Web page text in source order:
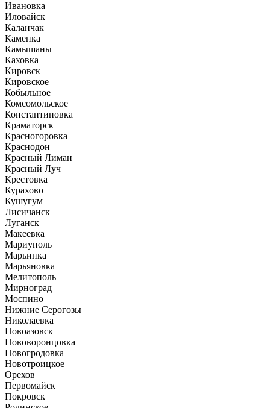
Ивановка
Иловайск
Каланчак
Каменка
Камышаны
Каховка
Кировск
Кировское
Кобыльное
Комсомольское
Константиновка
Краматорск
Красногоровка
Краснодон
Красный Лиман
Красный Луч
Крестовка
Курахово
Кушугум
Лисичанск
Луганск
Макеевка
Мариуполь
Марьинка
Марьяновка
Мелитополь
Мирноград
Моспино
Нижние Серогозы
Николаевка
Новоазовск
Нововоронцовка
Новогродовка
Новотроицкое
Орехов
Первомайск
Покровск